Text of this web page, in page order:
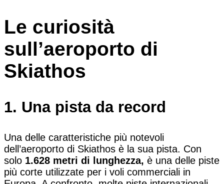
Le curiosità
sull’aeroporto di
Skiathos
1. Una pista da record
Una delle caratteristiche più notevoli
dell’aeroporto di Skiathos è la sua pista. Con
solo 1.628 metri di lunghezza, è una delle piste
più corte utilizzate per i voli commerciali in